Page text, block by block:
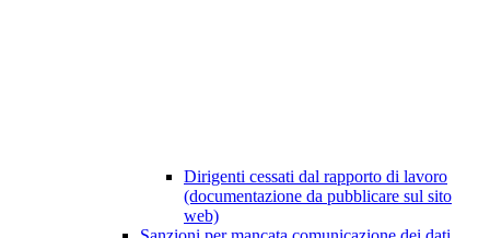
Dirigenti cessati dal rapporto di lavoro
(documentazione da pubblicare sul sito
web)